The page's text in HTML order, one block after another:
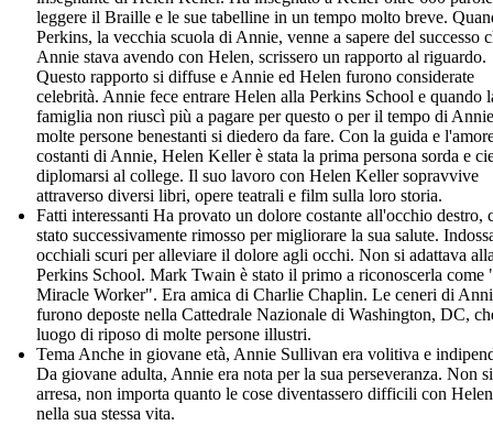
leggere il Braille e le sue tabelline in un tempo molto breve.
Perkins, la vecchia scuola di Annie, venne a sapere del successo
Annie stava avendo con Helen, scrissero un rapporto al riguardo.
Questo rapporto si diffuse e Annie ed Helen furono considerate
celebrità. Annie fece entrare Helen alla Perkins School e quando
famiglia non riuscì più a pagare per questo o per il tempo di
molte persone benestanti si diedero da fare. Con la guida e
costanti di Annie, Helen Keller è stata la prima persona sorda e
diplomarsi al college. Il suo lavoro con Helen Keller sopravvive
attraverso diversi libri, opere teatrali e film sulla loro storia.
Fatti interessanti Ha provato un dolore costante all'occhio destro,
stato successivamente rimosso per migliorare la sua salute.
occhiali scuri per alleviare il dolore agli occhi. Non si adattava
Perkins School. Mark Twain è stato il primo a riconoscerla come
Miracle Worker". Era amica di Charlie Chaplin. Le ceneri di
furono deposte nella Cattedrale Nazionale di Washington, DC,
luogo di riposo di molte persone illustri.
Tema Anche in giovane età, Annie Sullivan era volitiva e
Da giovane adulta, Annie era nota per la sua perseveranza. Non
arresa, non importa quanto le cose diventassero difficili con
nella sua stessa vita.